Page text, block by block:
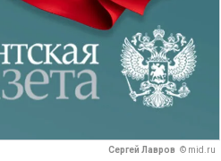
Сергей Лавров © mid.ru